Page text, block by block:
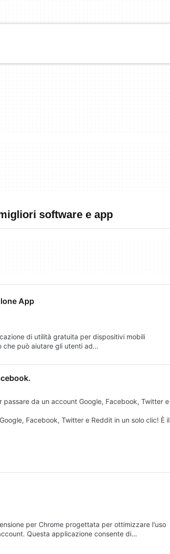
software e app
App
di utilità gratuita per dispositivi mobili
che può aiutare gli utenti ad…
da un account Google, Facebook, Twitter e
Facebook, Twitter e Reddit in un solo clic! È il
per Chrome progettata per ottimizzare l'uso
Questa applicazione consente di…